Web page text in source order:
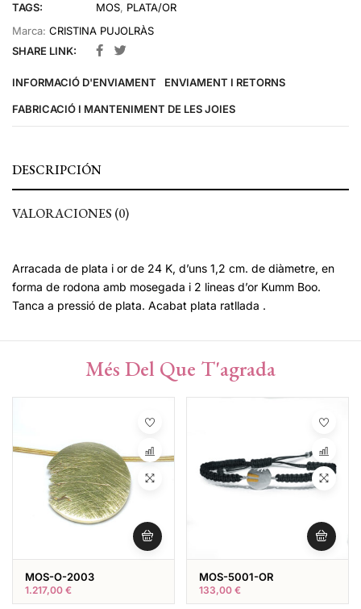
TAGS:
MOS, PLATA/OR
Marca: CRISTINA PUJOLRÀS
SHARE LINK:
INFORMACIÓ D'ENVIAMENT ENVIAMENT I RETORNS
FABRICACIÓ I MANTENIMENT DE LES JOIES
DESCRIPCIÓN
VALORACIONES (0)
Arracada de plata i or de 24 K, d’uns 1,2 cm. de diàmetre, en
forma de rodona amb mosegada i 2 lineas d’or Kumm Boo.
Tanca a pressió de plata. Acabat plata ratllada .
Més Del Que T'agrada
MOS-O-2003
1.217,00 €
MOS-5001-OR
133,00 €